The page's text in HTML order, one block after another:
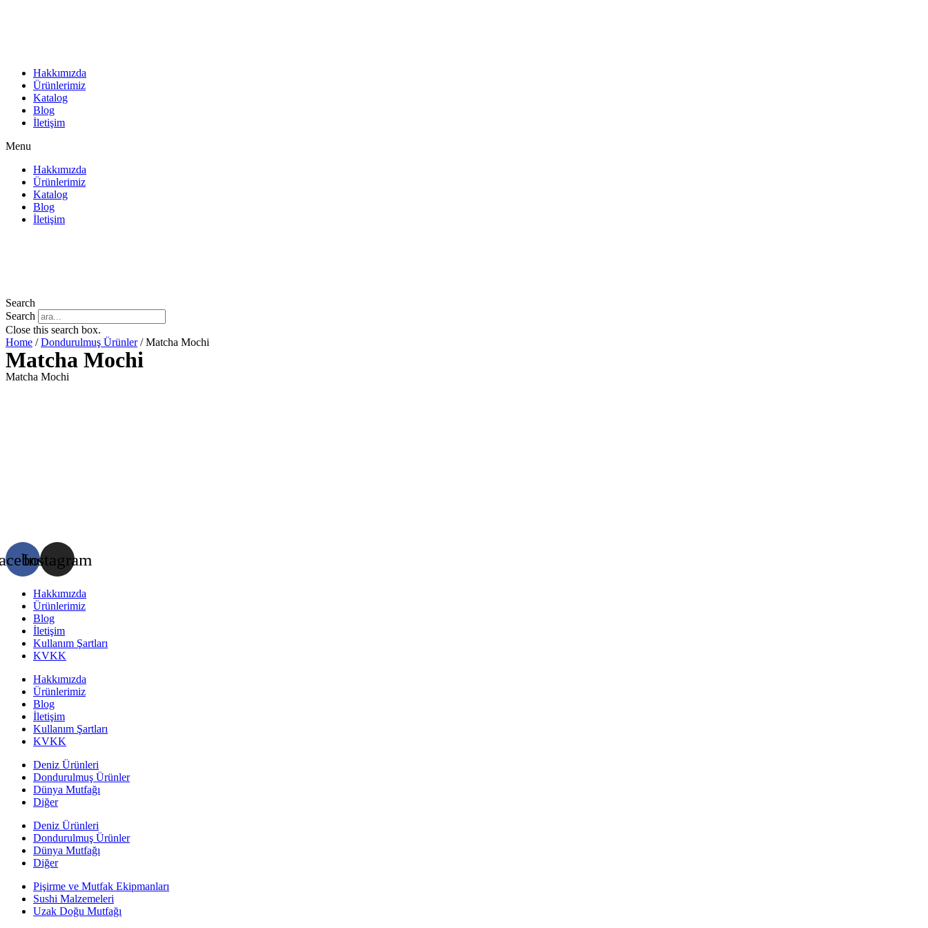
Hakkımızda
Ürünlerimiz
Katalog
Blog
İletişim
Menu
Hakkımızda
Ürünlerimiz
Katalog
Blog
İletişim
Search
Search
Close this search box.
Home /Dondurulmuş Ürünler/ Matcha Mochi
Matcha Mochi
Matcha Mochi
Instagram
Hakkımızda
Ürünlerimiz
Blog
İletişim
Kullanım Şartları
KVKK
Hakkımızda
Ürünlerimiz
Blog
İletişim
Kullanım Şartları
KVKK
Deniz Ürünleri
Dondurulmuş Ürünler
Dünya Mutfağı
Diğer
Deniz Ürünleri
Dondurulmuş Ürünler
Dünya Mutfağı
Diğer
Pişirme ve Mutfak Ekipmanları
Sushi Malzemeleri
Uzak Doğu Mutfağı